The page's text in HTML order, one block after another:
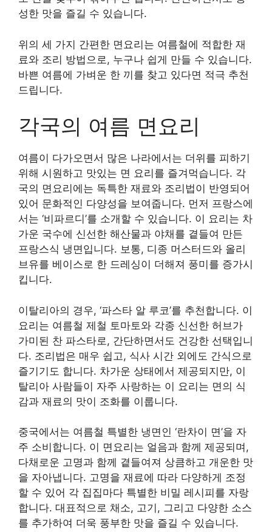
성한 맛을 즐길 수 있습니다.
위의 세 가지 간편한 면요리는 여름철에 적합한 재
료와 조리 방법으로, 누구나 쉽게 만들 수 있습니다.
바쁜 여름에 가벼운 한 끼를 찾고 있다면 적극 추천
드립니다.
각국의 여름 면요리
여름이 다가오면서 많은 나라에서는 더위를 피하기
위해 시원하고 맛있는 면 요리를 즐겨먹습니다. 각
국의 면요리에는 독특한 재료와 조리법이 반영되어
있어 문화적인 다양성을 보여줍니다. 먼저 프랑스에
서는 ‘비파르디’를 소개할 수 있습니다. 이 요리는 차
가운 국수에 신선한 해산물과 야채를 곁들여 만든
프랑스식 냉면입니다. 보통, 디종 머스터드와 올리
브유를 베이스로 한 드레싱이 더해져 풍미를 증가시
킵니다.
이탈리아의 경우, ‘파스타 알 루코’를 추천합니다. 이
요리는 여름철 제철 토마토와 각종 신선한 허브가
가미된 찬 파스타로, 간단하면서도 건강한 선택입니
다. 조리법은 매우 쉽고, 식사 시간 외에도 간식으로
즐기기도 합니다. 차가운 상태에서 제공되지만, 이
탈리아 사람들이 자주 사랑하는 이 요리는 면의 식
감과 재료의 맛이 조화를 이룹니다.
중국에서는 여름철 특별한 냉면인 ‘란차이 면’을 자
주 소비합니다. 이 면요리는 얼음과 함께 제공되며,
다채로운 고명과 함께 곁들여져 상큼하고 개운한 맛
을 자아냅니다. 고명을 재료에 따라 다양하게 조정
할 수 있어 각 집집마다 특별한 비밀 레시피를 자랑
합니다. 대표적으로 채소, 고기, 그리고 다양한 소스
를 추가하여 더욱 풍부한 맛을 즐길 수 있습니다.